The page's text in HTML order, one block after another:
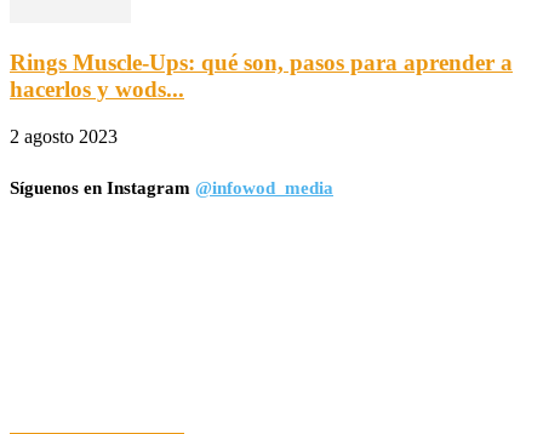
Rings Muscle-Ups: qué son, pasos para aprender a
hacerlos y wods...
2 agosto 2023
Síguenos en Instagram @infowod_media